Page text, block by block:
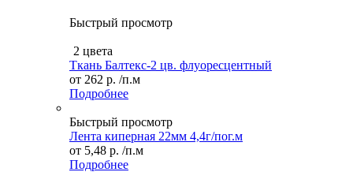
Быстрый просмотр
2 цвета
Ткань Балтекс-2 цв. флуоресцентный
от 262 р. /п.м
Подробнее
Быстрый просмотр
Лента киперная 22мм 4,4г/пог.м
от 5,48 р. /п.м
Подробнее